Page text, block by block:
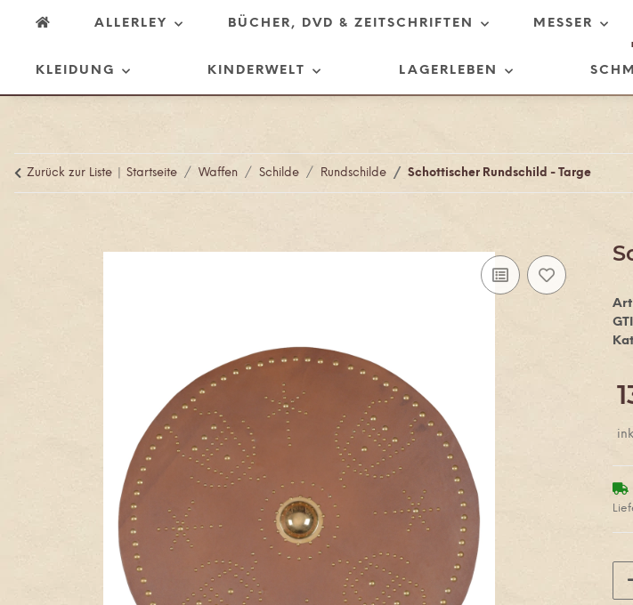
ALLERLEY BÜCHER, DVD & ZEITSCHRIFTEN MESSER
KLEIDUNG KINDERWELT LAGERLEBEN
Zurück zur Liste Startseite Waffen Schilde Rundschilde Schottischer Rundschild - Targe